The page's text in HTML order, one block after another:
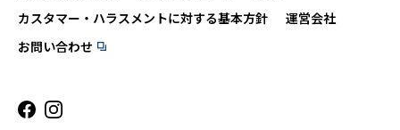
カスタマー・ハラスメントに対する基本方針
運営会社
お問い合わせ